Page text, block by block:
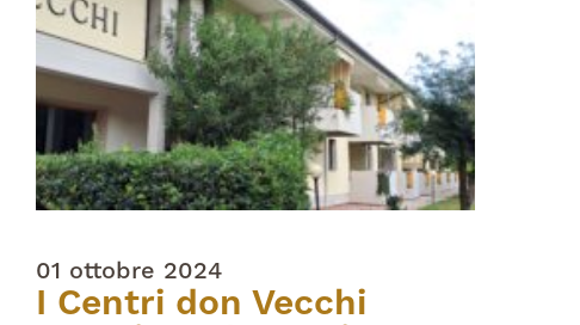
01 ottobre 2024
I Centri don Vecchi